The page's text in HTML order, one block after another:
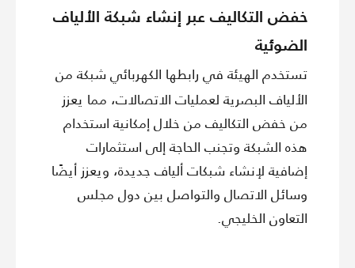
خفض التكاليف عبر إنشاء شبكة الألياف
الضوئية
تستخدم الهيئة في رابطها الكهربائي شبكة من
الألياف البصرية لعمليات الاتصالات، مما يعزز
من خفض التكاليف من خلال إمكانية استخدام
هذه الشبكة وتجنب الحاجة إلى استثمارات
إضافية لإنشاء شبكات ألياف جديدة، ويعزز أيضًا
وسائل الاتصال والتواصل بين دول مجلس
التعاون الخليجي.